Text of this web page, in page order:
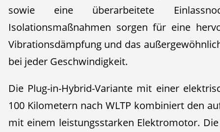
sowie eine überarbeitete
Isolationsmaßnahmen sorgen für eine
Vibrationsdämpfung und das
bei jeder Geschwindigkeit.
Die Plug-in-Hybrid-Variante mit einer
100 Kilometern nach WLTP kombiniert den
mit einem leistungsstarken Elektromotor.